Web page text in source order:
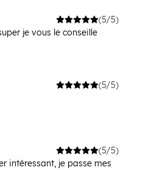
(5/5)
je vous le conseille
(5/5)
(5/5)
intéressant, je passe mes